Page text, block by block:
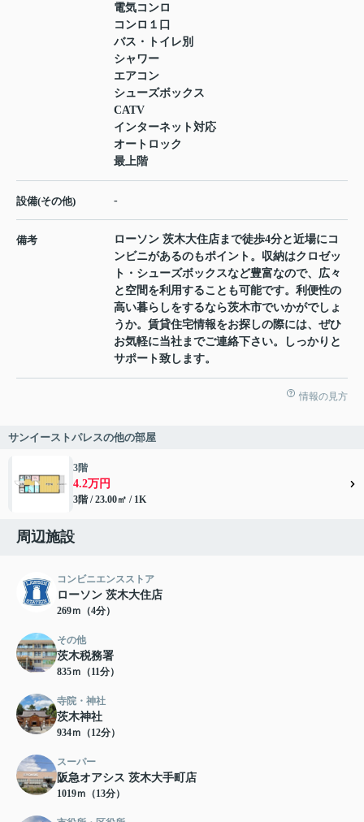
電気コンロ
コンロ１口
バス・トイレ別
シャワー
エアコン
シューズボックス
CATV
インターネット対応
オートロック
最上階
設備(その他) -
備考
ローソン 茨木大住店まで徒歩4分と近場にコ
ンビニがあるのもポイント。収納はクロゼッ
ト・シューズボックスなど豊富なので、広々
と空間を利用することも可能です。利便性の
高い暮らしをするなら茨木市でいかがでしょ
うか。賃貸住宅情報をお探しの際には、ぜひ
お気軽に当社までご連絡下さい。しっかりと
サポート致します。
情報の見方
サンイーストパレスの他の部屋
3階
4.2万円
3階 / 23.00㎡ / 1K
周辺施設
コンビニエンスストア
ローソン 茨木大住店
269ｍ（4分）
その他
茨木税務署
835ｍ（11分）
寺院・神社
茨木神社
934ｍ（12分）
スーパー
阪急オアシス 茨木大手町店
1019ｍ（13分）